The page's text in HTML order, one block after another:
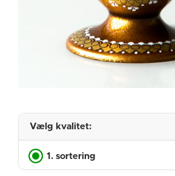
Vælg kvalitet:
1. sortering